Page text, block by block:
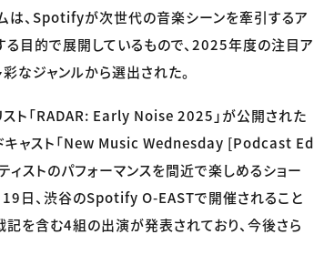
は、Spotifyが次世代の音楽シーンを牽引するア
る目的で展開しているもので、2025年度の注目ア
なジャンルから選出された。
スト「RADAR: Early Noise 2025」が公開された
キャスト「New Music Wednesday [Podcast Ed
ストのパフォーマンスを間近で楽しめるショー
日、渋谷のSpotify O-EASTで開催されること
記を含む4組の出演が発表されており、今後さら